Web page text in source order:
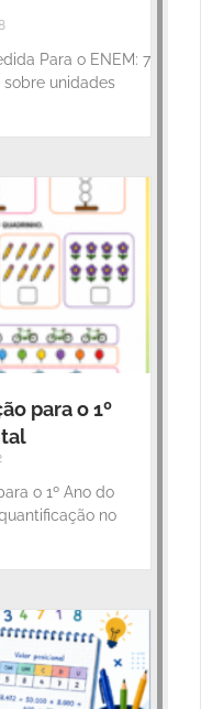
Para o ENEM: 7
sobre unidades
para o 1º
o 1º Ano do
no